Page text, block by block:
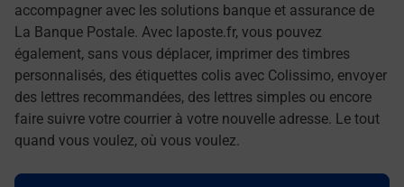
accompagner avec les solutions banque et assurance de
La Banque Postale. Avec laposte.fr, vous pouvez
également, sans vous déplacer, imprimer des timbres
personnalisés, des étiquettes colis avec Colissimo, envoyer
des lettres recommandées, des lettres simples ou encore
faire suivre votre courrier à votre nouvelle adresse. Le tout
quand vous voulez, où vous voulez.